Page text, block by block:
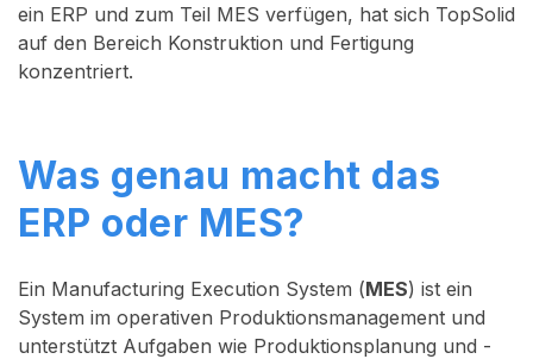
ein ERP und zum Teil MES verfügen, hat sich TopSolid
auf den Bereich Konstruktion und Fertigung
konzentriert.
Was genau macht das
ERP oder MES?
Ein Manufacturing Execution System (MES) ist ein
System im operativen Produktionsmanagement und
unterstützt Aufgaben wie Produktionsplanung und -